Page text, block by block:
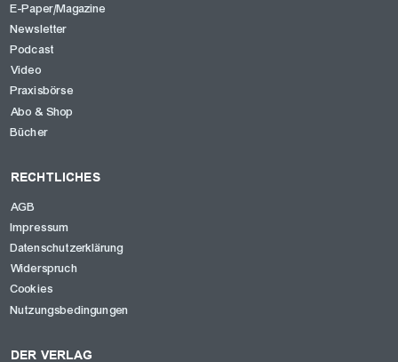
E-Paper/Magazine
Newsletter
Podcast
Video
Praxisbörse
Abo & Shop
Bücher
RECHTLICHES
AGB
Impressum
Datenschutzerklärung
Widerspruch
Cookies
Nutzungsbedingungen
DER VERLAG